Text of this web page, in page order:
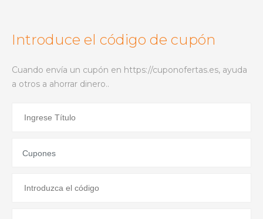
Introduce el código de cupón
Cuando envía un cupón en https://cuponofertas.es, ayuda
a otros a ahorrar dinero..